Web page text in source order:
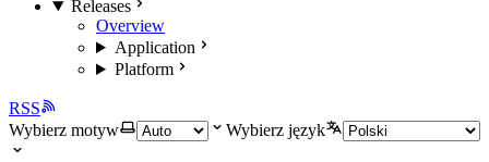
Releases
Overview
Application
Platform
RSS
Wybierz motyw
Wybierz język